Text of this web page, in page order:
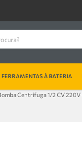
FERRAMENTAS À BATERIA
Centrífuga 1/2 CV